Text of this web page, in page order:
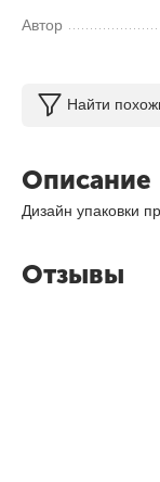
Автор
Найти
Описание
Дизайн упаковки
Отзывы